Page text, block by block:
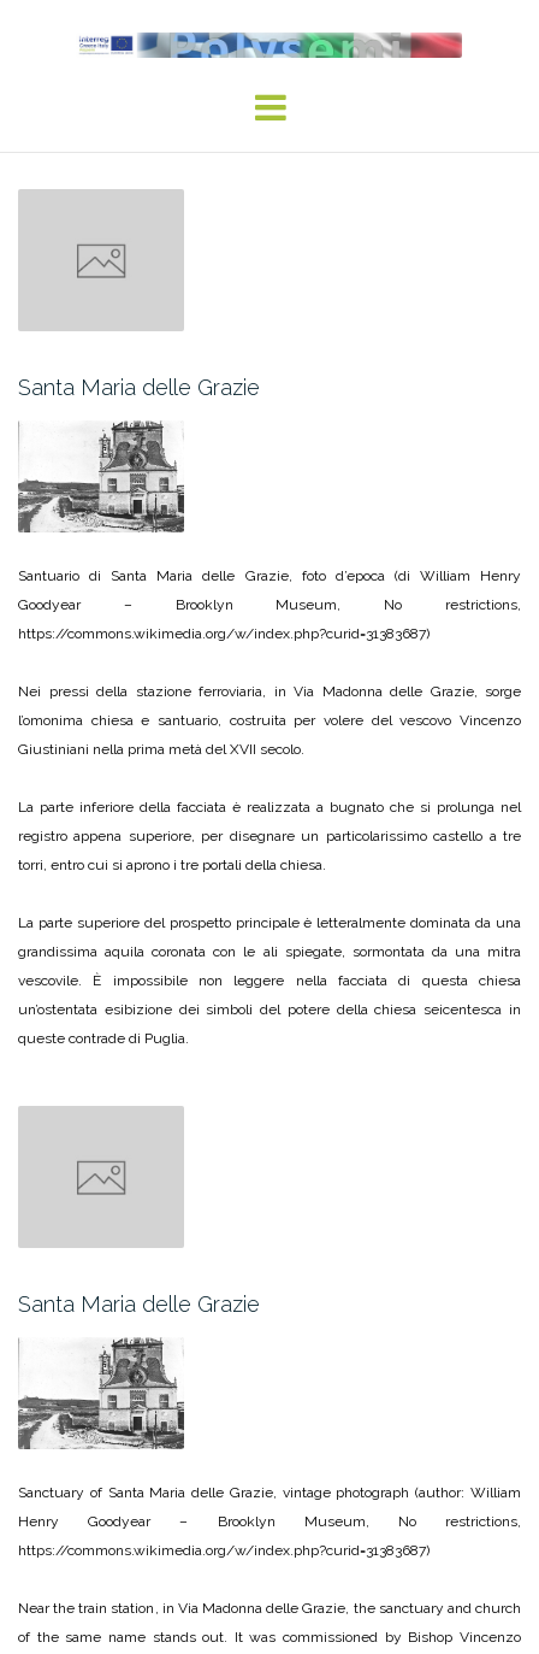
Santa Maria delle Grazie
Santuario di Santa Maria delle Grazie, foto d’epoca (di William Henry
Goodyear – Brooklyn Museum, No restrictions,
https://commons.wikimedia.org/w/index.php?curid=31383687)
Nei pressi della stazione ferroviaria, in Via Madonna delle Grazie, sorge
l’omonima chiesa e santuario, costruita per volere del vescovo Vincenzo
Giustiniani nella prima metà del XVII secolo.
La parte inferiore della facciata è realizzata a bugnato che si prolunga nel
registro appena superiore, per disegnare un particolarissimo castello a tre
torri, entro cui si aprono i tre portali della chiesa.
La parte superiore del prospetto principale è letteralmente dominata da una
grandissima aquila coronata con le ali spiegate, sormontata da una mitra
vescovile. È impossibile non leggere nella facciata di questa chiesa
un’ostentata esibizione dei simboli del potere della chiesa seicentesca in
queste contrade di Puglia.
Santa Maria delle Grazie
Sanctuary of Santa Maria delle Grazie, vintage photograph (author: William
Henry Goodyear – Brooklyn Museum, No restrictions,
https://commons.wikimedia.org/w/index.php?curid=31383687)
Near the train station, in Via Madonna delle Grazie, the sanctuary and church
of the same name stands out. It was commissioned by Bishop Vincenzo